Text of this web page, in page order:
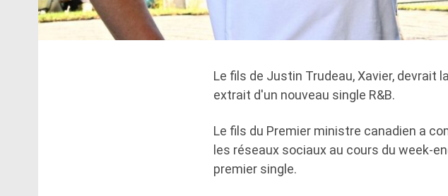
Le fils de Justin Trudeau, Xavier, devrait
extrait d'un nouveau single R&B.
Le fils du Premier ministre canadien a
les réseaux sociaux au cours du week-
premier single.